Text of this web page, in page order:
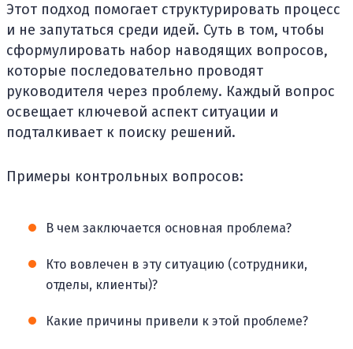
Этот подход помогает структурировать процесс
и не запутаться среди идей. Суть в том, чтобы
сформулировать набор наводящих вопросов,
которые последовательно проводят
руководителя через проблему. Каждый вопрос
освещает ключевой аспект ситуации и
подталкивает к поиску решений.
Примеры контрольных вопросов:
В чем заключается основная проблема?
Кто вовлечен в эту ситуацию (сотрудники,
отделы, клиенты)?
Какие причины привели к этой проблеме?